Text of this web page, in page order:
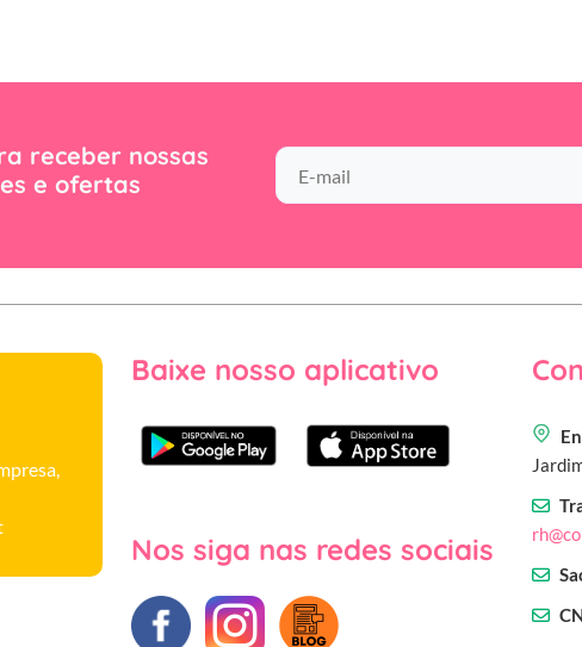
receber nossas
e ofertas
Baixe nosso aplicativo
Nos siga nas redes sociais